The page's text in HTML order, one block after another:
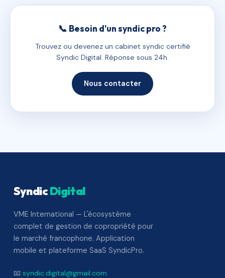
📞 Besoin d'un syndic pro ?
Trouvez ou devenez un cabinet syndic certifié
Syndic Digital. Réponse sous 24h.
Nous contacter
SyndicDigital
VME International — L'écosystème
complet de gestion de copropriété pour
le marché francophone. Application
mobile et plateforme SaaS SyndicPro.
📧 syndic.digital@gmail.com